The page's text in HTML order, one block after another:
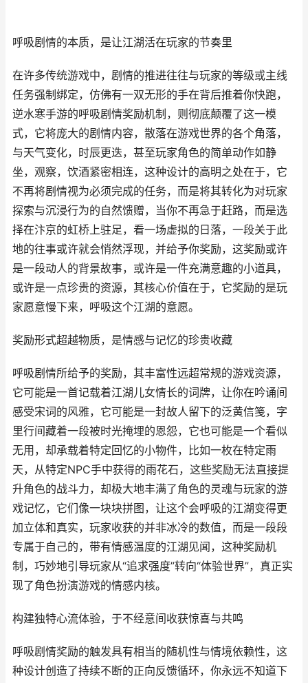
呼吸剧情的本质，是让江湖活在玩家的节奏里
在许多传统游戏中，剧情的推进往往与玩家的等级或主线
任务强制绑定，仿佛有一双无形的手在背后推着你快跑，
逆水寒手游的呼吸剧情奖励机制，则彻底颠覆了这一模
式，它将庞大的剧情内容，散落在游戏世界的各个角落，
与天气变化，时辰更迭，甚至玩家角色的简单动作如静
坐，观察，饮酒紧密相连，这种设计的高明之处在于，它
不再将剧情视为必须完成的任务，而是将其转化为对玩家
探索与沉浸行为的自然馈赠，当你不再急于赶路，而是选
择在汴京的虹桥上驻足，看一场虚拟的日落，一段关于此
地的往事或许就会悄然浮现，并给予你奖励，这奖励或许
是一段动人的背景故事，或许是一件充满意趣的小道具，
或许是一点珍贵的资源，其核心价值在于，它奖励的是玩
家愿意慢下来，呼吸这个江湖的意愿。
奖励形式超越物质，是情感与记忆的珍贵收藏
呼吸剧情所给予的奖励，其丰富性远超常规的游戏资源，
它可能是一首记载着江湖儿女情长的词牌，让你在吟诵间
感受宋词的风雅，它可能是一封故人留下的泛黄信笺，字
里行间藏着一段被时光掩埋的恩怨，它也可能是一个看似
无用，却承载着特定回忆的小物件，比如一枚在特定雨
天，从特定NPC手中获得的雨花石，这些奖励无法直接提
升角色的战斗力，却极大地丰满了角色的灵魂与玩家的游
戏记忆，它们像一块块拼图，让这个会呼吸的江湖变得更
加立体和真实，玩家收获的并非冰冷的数值，而是一段段
专属于自己的，带有情感温度的江湖见闻，这种奖励机
制，巧妙地引导玩家从“追求强度”转向“体验世界”，真正实
现了角色扮演游戏的情感内核。
构建独特心流体验，于不经意间收获惊喜与共鸣
呼吸剧情奖励的触发具有相当的随机性与情境依赖性，这
种设计创造了持续不断的正向反馈循环，你永远不知道下